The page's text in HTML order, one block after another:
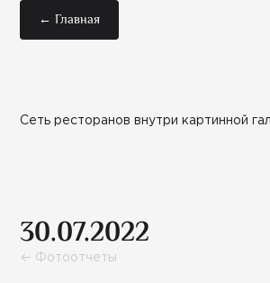
← Главная
Сеть ресторанов внутри картинной
30.07.2022
← Фотоотчеты